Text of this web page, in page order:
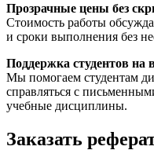
Прозрачные цены без
Стоимость работы
и сроки выполнения без
Поддержка студентов на
Мы помогаем студентам
справляться с
учебные дисциплины.
Заказать